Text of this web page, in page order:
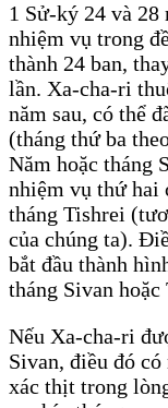
1 Sử-ký 24 và
nhiệm vụ trong
thành 24 ban,
lần. Xa-cha-ri
năm sau, có thể
(tháng thứ ba
Năm hoặc tháng
nhiệm vụ thứ hai
tháng Tishrei
của chúng ta).
bắt đầu thành
tháng Sivan hoặc
Nếu Xa-cha-ri
Sivan, điều đó
xác thịt trong